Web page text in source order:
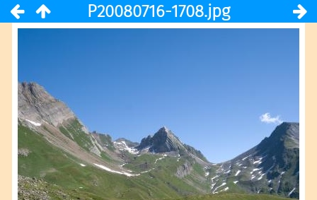
P20080716-1708.jpg